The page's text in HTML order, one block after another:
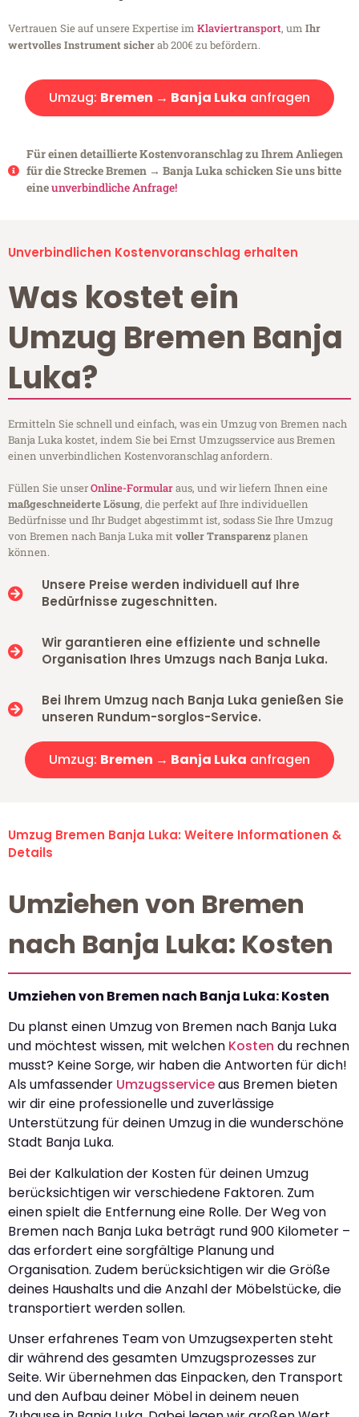
Vertrauen Sie auf unsere Expertise im Klaviertransport, um Ihr
wertvolles Instrument sicherab 200€ zu befördern.
Umzug: Bremen → Banja Luka anfragen
Für einen detaillierte Kostenvoranschlag zu Ihrem Anliegen
für die Strecke Bremen → Banja Luka schicken Sie uns bitte
eineunverbindliche Anfrage!
Unverbindlichen Kostenvoranschlag erhalten
Was kostet ein
Umzug Bremen Banja
Luka?
Ermitteln Sie schnell und einfach, was ein Umzug von Bremen nach
Banja Luka kostet, indem Sie bei Ernst Umzugsservice aus Bremen
einen unverbindlichen Kostenvoranschlag anfordern.
Füllen Sie unserOnline-Formularaus, und wir liefern Ihnen eine
maßgeschneiderte Lösung, die perfekt auf Ihre individuellen
Bedürfnisse und Ihr Budget abgestimmt ist, sodass Sie Ihre Umzug
von Bremen nach Banja Luka mitvoller Transparenzplanen
können.
Unsere Preise werden individuell auf Ihre
Bedürfnisse zugeschnitten.
Wir garantieren eine effiziente und schnelle
Organisation Ihres Umzugs nach Banja Luka.
Bei Ihrem Umzug nach Banja Luka genießen Sie
unseren Rundum-sorglos-Service.
Umzug: Bremen → Banja Luka anfragen
Umzug Bremen Banja Luka: Weitere Informationen &
Details
Umziehen von Bremen
nach Banja Luka: Kosten
Umziehen von Bremen nach Banja Luka: Kosten
Du planst einen Umzug von Bremen nach Banja Luka
und möchtest wissen, mit welchen Kosten du rechnen
musst? Keine Sorge, wir haben die Antworten für dich!
Als umfassender Umzugsserviceaus Bremen bieten
wir dir eine professionelle und zuverlässige
Unterstützung für deinen Umzug in die wunderschöne
Stadt Banja Luka.
Bei der Kalkulation der Kosten für deinen Umzug
berücksichtigen wir verschiedene Faktoren. Zum
einen spielt die Entfernung eine Rolle. Der Weg von
Bremen nach Banja Luka beträgt rund 900 Kilometer –
das erfordert eine sorgfältige Planung und
Organisation. Zudem berücksichtigen wir die Größe
deines Haushalts und die Anzahl der Möbelstücke, die
transportiert werden sollen.
Unser erfahrenes Team von Umzugsexperten steht
dir während des gesamten Umzugsprozesses zur
Seite. Wir übernehmen das Einpacken, den Transport
und den Aufbau deiner Möbel in deinem neuen